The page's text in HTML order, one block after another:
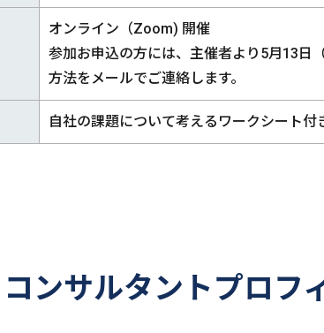
オンライン（Zoom) 開催
参加お申込の方には、主催者より5月13日
方法をメールでご連絡します。
自社の課題について考えるワークシート付
コンサルタントプロフ